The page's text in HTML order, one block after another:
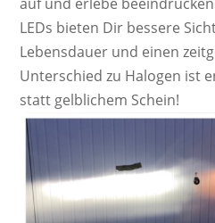
LEDs bieten Dir bessere
Lebensdauer und einen
Unterschied zu Halogen ist
statt gelblichem Schein!